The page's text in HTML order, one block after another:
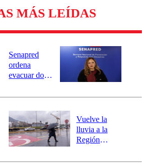
MÁS LEÍDAS
Senapred
ordena
evacuar dos
Carahue por
río Damas:
activa
mensajería
SAE
Vuelve la
lluvia a la
Región
este es el